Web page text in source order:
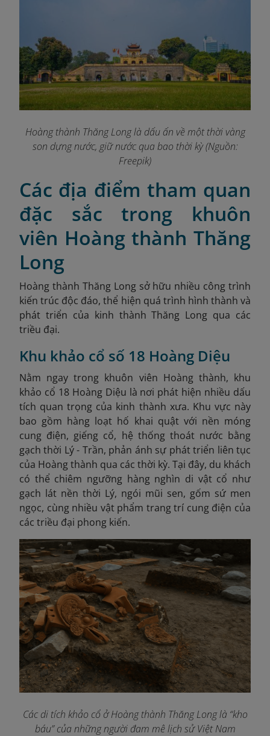
Hoàng thành Thăng Long là dấu ấn về một thời vàng
son dựng nước, giữ nước qua bao thời kỳ (Nguồn:
Freepik)
Các địa điểm tham quan
đặc sắc trong khuôn
viên Hoàng thành Thăng
Long
Hoàng thành Thăng Long sở hữu nhiều công trình
kiến trúc độc đáo, thể hiện quá trình hình thành và
phát triển của kinh thành Thăng Long qua các
triều đại.
Khu khảo cổ số 18 Hoàng Diệu
Nằm ngay trong khuôn viên Hoàng thành, khu
khảo cổ 18 Hoàng Diệu là nơi phát hiện nhiều dấu
tích quan trọng của kinh thành xưa. Khu vực này
bao gồm hàng loạt hố khai quật với nền móng
cung điện, giếng cổ, hệ thống thoát nước bằng
gạch thời Lý - Trần, phản ánh sự phát triển liên tục
của Hoàng thành qua các thời kỳ. Tại đây, du khách
có thể chiêm ngưỡng hàng nghìn di vật cổ như
gạch lát nền thời Lý, ngói mũi sen, gốm sứ men
ngọc, cùng nhiều vật phẩm trang trí cung điện của
các triều đại phong kiến.
Các di tích khảo cổ ở Hoàng thành Thăng Long là “kho
báu” của những người đam mê lịch sử Việt Nam